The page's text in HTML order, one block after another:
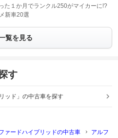
た１か月でランクル250がマイカーに!?
新車20選
覧を見る
す
ッド」の中古車を探す
ァードハイブリッドの中古車
アルフ